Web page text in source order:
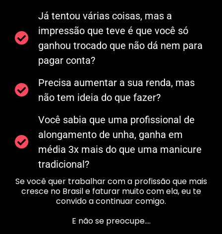
Já tentou várias coisas, mas a
impressão que teve é que você só
ganhou trocado que não dá nem para
pagar conta?
Precisa aumentar a sua renda, mas
não tem ideia do que fazer?
Você sabia que uma profissional de
alongamento de unha, ganha em
média 3x mais do que uma manicure
tradicional?
Se você quer trabalhar com a profissão que mais
cresce no Brasil e faturar muito com ela, eu te
convido a continuar comigo.
E não se preocupe….